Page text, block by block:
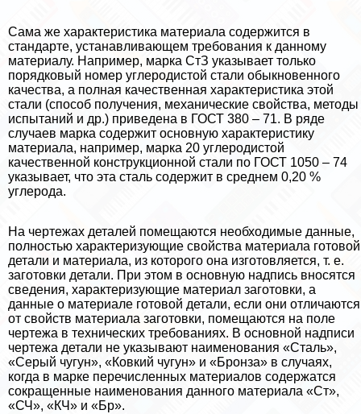
Сама же хаpaктеристика материала содержится в
стандарте, устанавливающем требования к данному
материалу. Например, марка СтЗ указывает только
порядковый номер углеродистой стали обыкновенного
качества, а полная качественная хаpaктеристика этой
стали (способ получения, механические свойства, методы
испытаний и др.) приведена в ГОСТ 380 – 71. В ряде
случаев марка содержит основную хаpaктеристику
материала, например, марка 20 углеродистой
качественной конструкционной стали по ГОСТ 1050 – 74
указывает, что эта сталь содержит в среднем 0,20 %
углерода.
На чертежах деталей помещаются необходимые данные,
полностью хаpaктеризующие свойства материала готовой
детали и материала, из которого она изготовляется, т. е.
заготовки детали. При этом в основную надпись вносятся
сведения, хаpaктеризующие материал заготовки, а
данные о материале готовой детали, если они отличаются
от свойств материала заготовки, помещаются на поле
чертежа в технических требованиях. В основной надписи
чертежа детали не указывают наименования «Сталь»,
«Серый чугун», «Ковкий чугун» и «Бронза» в случаях,
когда в марке перечисленных материалов содержатся
сокращенные наименования данного материала «Ст»,
«СЧ», «КЧ» и «Бр».